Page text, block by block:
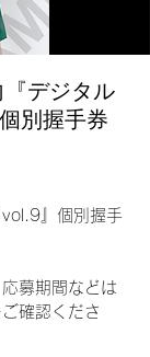
デジタル
別握手券
vol.9』個別握手
募期間などは
確認くださ